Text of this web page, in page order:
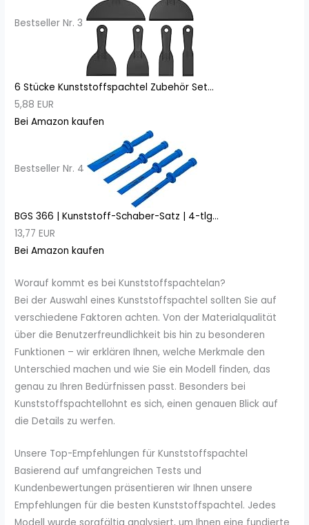
Bestseller Nr. 3
6 Stücke Kunststoffspachtel Zubehör Set...
5,88 EUR
Bei Amazon kaufen
Bestseller Nr. 4
BGS 366 | Kunststoff-Schaber-Satz | 4-tlg...
13,77 EUR
Bei Amazon kaufen
Worauf kommt es bei Kunststoffspachtelan?
Bei der Auswahl eines Kunststoffspachtel sollten Sie auf
verschiedene Faktoren achten. Von der Materialqualität
über die Benutzerfreundlichkeit bis hin zu besonderen
Funktionen – wir erklären Ihnen, welche Merkmale den
Unterschied machen und wie Sie ein Modell finden, das
genau zu Ihren Bedürfnissen passt. Besonders bei
Kunststoffspachtellohnt es sich, einen genauen Blick auf
die Details zu werfen.
Unsere Top-Empfehlungen für Kunststoffspachtel
Basierend auf umfangreichen Tests und
Kundenbewertungen präsentieren wir Ihnen unsere
Empfehlungen für die besten Kunststoffspachtel. Jedes
Modell wurde sorgfältig analysiert, um Ihnen eine fundierte